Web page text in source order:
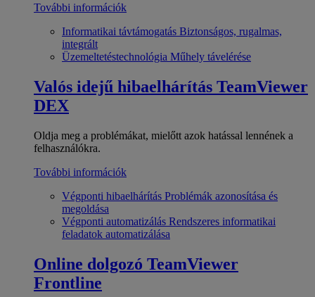
További információk
Informatikai távtámogatás Biztonságos, rugalmas,
integrált
Üzemeltetéstechnológia Műhely távelérése
Valós idejű hibaelhárítás TeamViewer
DEX
Oldja meg a problémákat, mielőtt azok hatással lennének a
felhasználókra.
További információk
Végponti hibaelhárítás Problémák azonosítása és
megoldása
Végponti automatizálás Rendszeres informatikai
feladatok automatizálása
Online dolgozó TeamViewer
Frontline